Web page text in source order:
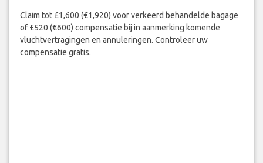
Claim tot £1,600 (€1,920) voor verkeerd behandelde bagage
of £520 (€600) compensatie bij in aanmerking komende
vluchtvertragingen en annuleringen. Controleer uw
compensatie gratis.